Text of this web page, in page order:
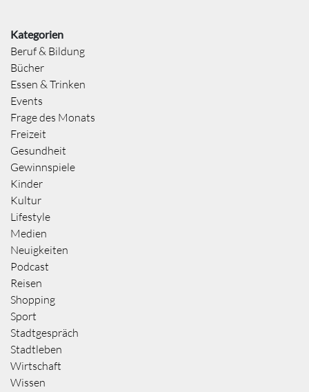
Kategorien
Beruf & Bildung
Bücher
Essen & Trinken
Events
Frage des Monats
Freizeit
Gesundheit
Gewinnspiele
Kinder
Kultur
Lifestyle
Medien
Neuigkeiten
Podcast
Reisen
Shopping
Sport
Stadtgespräch
Stadtleben
Wirtschaft
Wissen